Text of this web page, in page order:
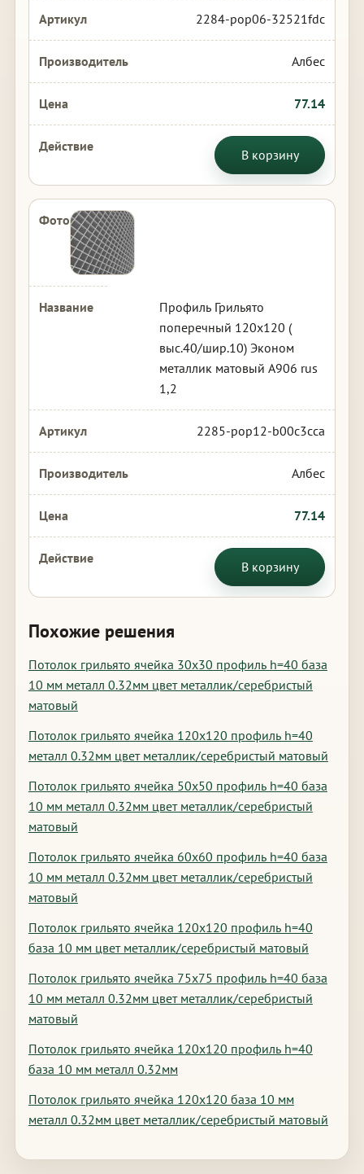
2284-pop06-32521fdc
Албес
77.14
В корзину
Профиль Грильято
поперечный 120х120 (
выс.40/шир.10) Эконом
металлик матовый А906 rus
1,2
2285-pop12-b00c3cca
Албес
77.14
В корзину
Похожие решения
Потолок грильято ячейка 30х30 профиль h=40 база
10 мм металл 0.32мм цвет металлик/серебристый
матовый
Потолок грильято ячейка 120х120 профиль h=40
металл 0.32мм цвет металлик/серебристый матовый
Потолок грильято ячейка 50х50 профиль h=40 база
10 мм металл 0.32мм цвет металлик/серебристый
матовый
Потолок грильято ячейка 60х60 профиль h=40 база
10 мм металл 0.32мм цвет металлик/серебристый
матовый
Потолок грильято ячейка 120х120 профиль h=40
база 10 мм цвет металлик/серебристый матовый
Потолок грильято ячейка 75х75 профиль h=40 база
10 мм металл 0.32мм цвет металлик/серебристый
матовый
Потолок грильято ячейка 120х120 профиль h=40
база 10 мм металл 0.32мм
Потолок грильято ячейка 120х120 база 10 мм
металл 0.32мм цвет металлик/серебристый матовый